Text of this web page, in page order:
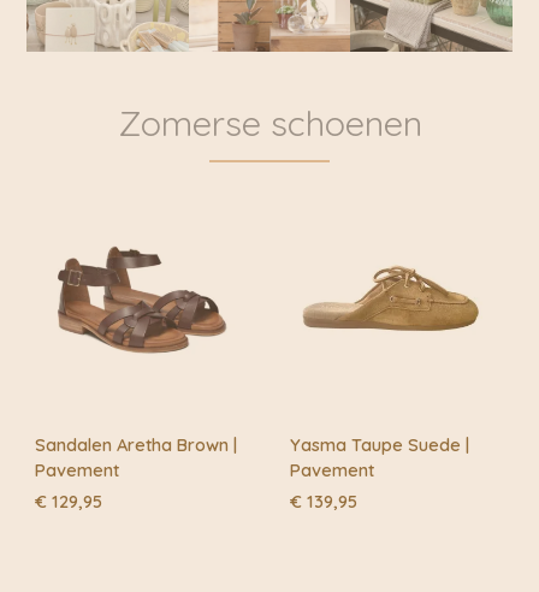
Zomerse schoenen
Sandalen Aretha Brown |
Pavement
€ 129,95
Yasma Taupe Suede |
Pavement
€ 139,95